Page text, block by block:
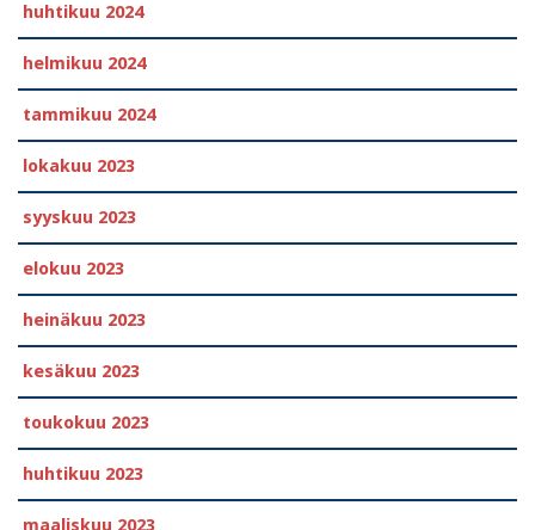
huhtikuu 2024
helmikuu 2024
tammikuu 2024
lokakuu 2023
syyskuu 2023
elokuu 2023
heinäkuu 2023
kesäkuu 2023
toukokuu 2023
huhtikuu 2023
maaliskuu 2023